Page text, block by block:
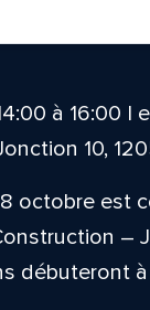
à 16:00 |
10,
octobre est
–
débuteront à